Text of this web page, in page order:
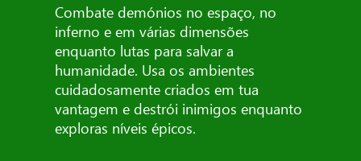
Combate demónios no espaço, no
inferno e em várias dimensões
enquanto lutas para salvar a
humanidade. Usa os ambientes
cuidadosamente criados em tua
vantagem e destrói inimigos enquanto
exploras níveis épicos.